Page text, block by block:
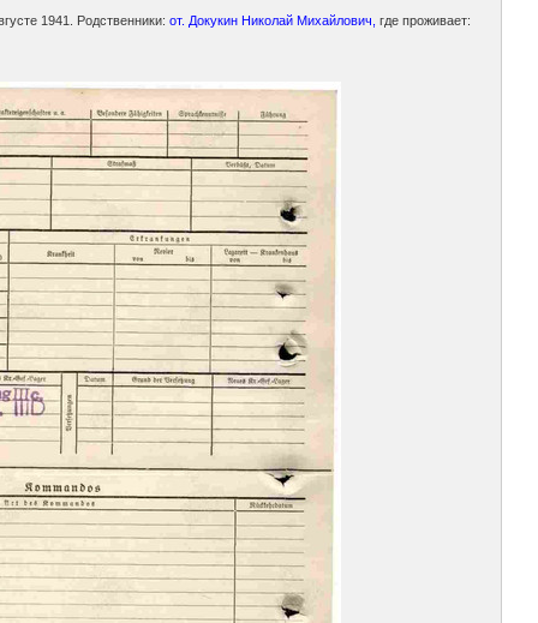
1941. Родственники: от. Докукин Николай Михайлович, где проживает: